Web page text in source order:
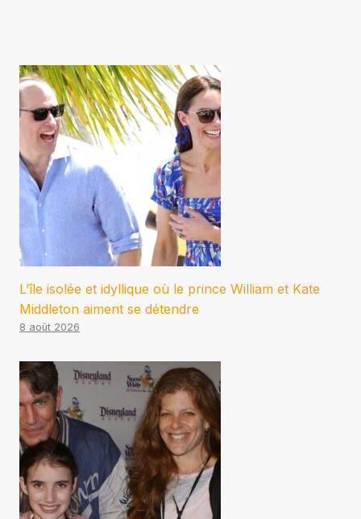
L’île isolée et idyllique où le prince William et Kate
Middleton aiment se détendre
8 août 2026